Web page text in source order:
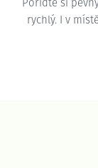
Pořiďte si
rychlý. I v